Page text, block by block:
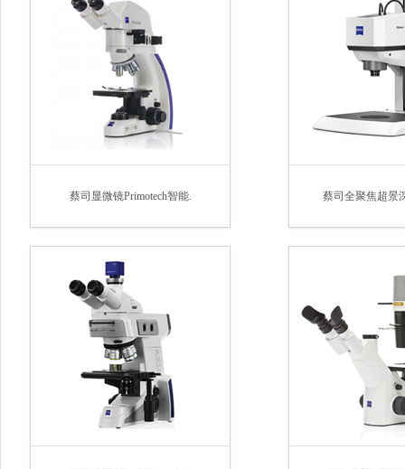
蔡司显微镜Primotech智能. 蔡司全聚焦超景